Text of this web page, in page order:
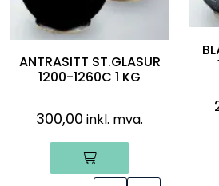
ANTRASITT ST.GLASUR
1200-1260C 1 KG
300,00 inkl. mva.